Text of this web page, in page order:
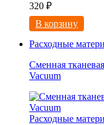
320 ₽
В корзину
Расходные
Сменная
Vacuum
Расходные